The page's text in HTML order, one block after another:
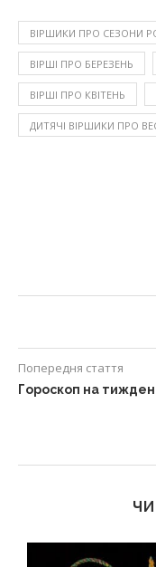
ВІРШИКИ ПРО СЕЗОНИ
ВІРШІ ПРО БЕРЕЗЕНЬ
ВІРШІ ПРО КВІТЕНЬ
ДИТЯЧІ ВІРШИКИ ПРО
Попередня стаття
Гороскоп на